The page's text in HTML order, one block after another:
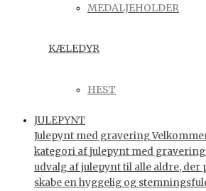
MEDALJEHOLDER
KÆLEDYR
HEST
JULEPYNT
Julepynt med gravering
kategori af julepynt med
udvalg af julepynt til alle aldre, der
skabe en hyggelig og